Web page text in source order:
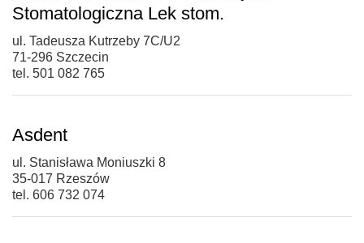
Stomatologiczna Lek stom.
ul. Tadeusza Kutrzeby 7C/U2
71-296 Szczecin
tel. 501 082 765
Asdent
ul. Stanisława Moniuszki 8
35-017 Rzeszów
tel. 606 732 074